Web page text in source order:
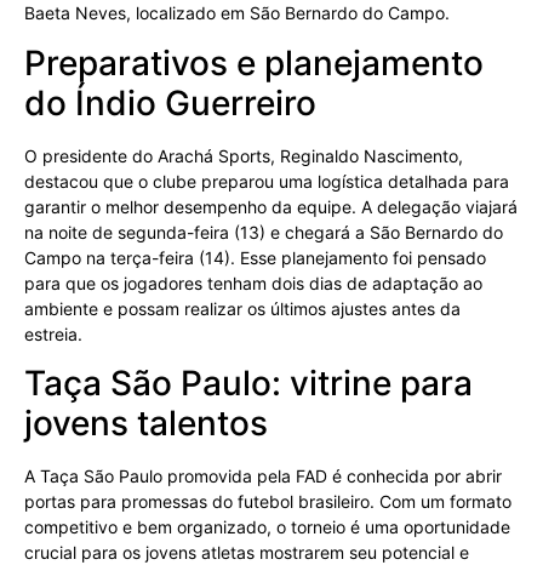
Baeta Neves, localizado em São Bernardo do Campo.
Preparativos e planejamento
do Índio Guerreiro
O presidente do Arachá Sports, Reginaldo Nascimento,
destacou que o clube preparou uma logística detalhada para
garantir o melhor desempenho da equipe. A delegação viajará
na noite de segunda-feira (13) e chegará a São Bernardo do
Campo na terça-feira (14). Esse planejamento foi pensado
para que os jogadores tenham dois dias de adaptação ao
ambiente e possam realizar os últimos ajustes antes da
estreia.
Taça São Paulo: vitrine para
jovens talentos
A Taça São Paulo promovida pela FAD é conhecida por abrir
portas para promessas do futebol brasileiro. Com um formato
competitivo e bem organizado, o torneio é uma oportunidade
crucial para os jovens atletas mostrarem seu potencial e